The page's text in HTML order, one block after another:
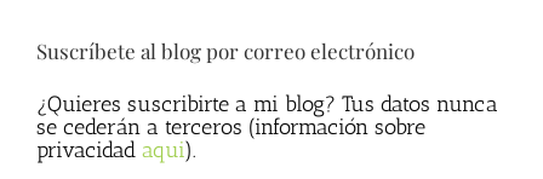
Suscríbete al blog por correo electrónico
¿Quieres suscribirte a mi blog? Tus datos nunca
se cederán a terceros (información sobre
privacidad aqui).